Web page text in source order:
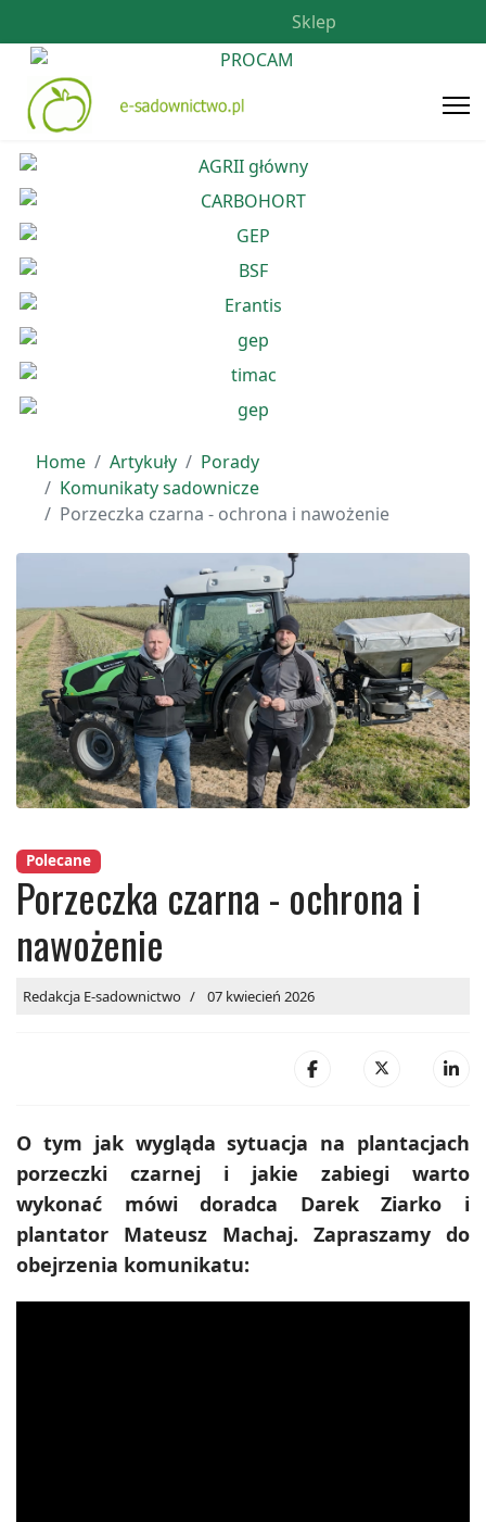
Sklep
Home Artykuły
Porady
Komunikaty sadownicze
Porzeczka czarna - ochrona i nawożenie
Polecane
Porzeczka czarna - ochrona i
nawożenie
Redakcja E-sadownictwo 07 kwiecień 2026
O tym jak wygląda sytuacja na plantacjach
porzeczki czarnej i jakie zabiegi warto
wykonać mówi doradca Darek Ziarko i
plantator Mateusz Machaj. Zapraszamy do
obejrzenia komunikatu: